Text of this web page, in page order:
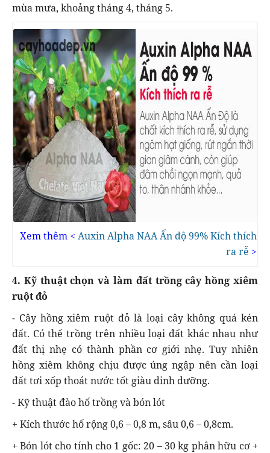
mùa mưa, khoảng tháng 4, tháng 5.
Xem thêm < Auxin Alpha NAA Ấn độ 99% Kích thích
ra rễ >
4. Kỹ thuật chọn và làm đất trồng cây hồng xiêm
ruột đỏ
- Cây hồng xiêm ruột đỏ là loại cây không quá kén
đất. Có thể trồng trên nhiều loại đất khác nhau như
đất thị nhẹ có thành phần cơ giới nhẹ. Tuy nhiên
hồng xiêm không chịu được úng ngập nên cần loại
đất tơi xốp thoát nước tốt giàu dinh dưỡng.
- Kỹ thuật đào hố trồng và bón lót
+ Kích thước hố rộng 0,6 – 0,8 m, sâu 0,6 – 0,8cm.
+ Bón lót cho tính cho 1 gốc: 20 – 30 kg phân hữu cơ +